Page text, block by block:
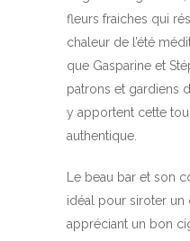
fleurs fraiches qui
chaleur de l’été
que Gasparine et
patrons et gardiens
y apportent cette
authentique.
Le beau bar et son
idéal pour siroter un
appréciant un bon